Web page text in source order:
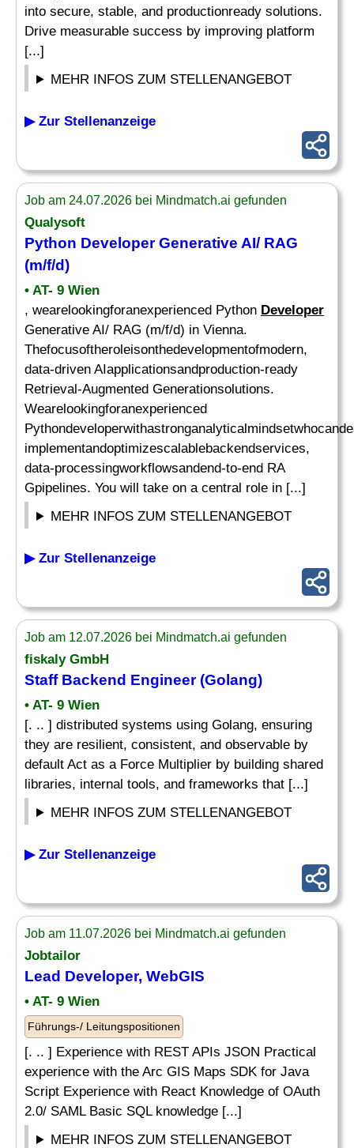
into secure, stable, and productionready solutions.
Drive measurable success by improving platform
[...]
MEHR INFOS ZUM STELLENANGEBOT
▶ Zur Stellenanzeige
Job am 24.07.2026 bei Mindmatch.ai gefunden
Qualysoft
Python DeveloperGenerative AI/ RAG
(m/f/d)
• AT- 9 Wien
, wearelookingforanexperienced Python Developer
Generative AI/ RAG (m/f/d) in Vienna.
Thefocusoftheroleisonthedevelopmentofmodern,
data-driven AIapplicationsandproduction-ready
Retrieval-Augmented Generationsolutions.
Wearelookingforanexperienced
implementandoptimizescalablebackendservices,
data-processingworkflowsandend-to-end RA
Gpipelines. You will take on a central role in [...]
MEHR INFOS ZUM STELLENANGEBOT
▶ Zur Stellenanzeige
Job am 12.07.2026 bei Mindmatch.ai gefunden
fiskaly GmbH
Staff Backend Engineer (Golang)
• AT- 9 Wien
[. .. ] distributed systems using Golang, ensuring
they are resilient, consistent, and observable by
default Act as a Force Multiplier by building shared
libraries, internal tools, and frameworks that [...]
MEHR INFOS ZUM STELLENANGEBOT
▶ Zur Stellenanzeige
Job am 11.07.2026 bei Mindmatch.ai gefunden
Jobtailor
Lead Developer, WebGIS
• AT- 9 Wien
Führungs-/ Leitungspositionen
[. .. ] Experience with REST APIs JSON Practical
experience with the Arc GIS Maps SDK for Java
Script Experience with React Knowledge of OAuth
2.0/ SAML Basic SQL knowledge [...]
MEHR INFOS ZUM STELLENANGEBOT